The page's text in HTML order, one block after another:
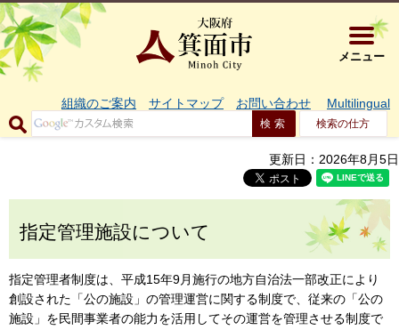
大阪府箕
メニュー
組織のご案内 サイトマップ お問い合わせ Multilingual
検索の仕方
更新日：2026年8月5日
指定管理施設について
指定管理者制度は、平成15年9月施行の地方自治法一部改正により
創設された「公の施設」の管理運営に関する制度で、従来の「公の
施設」を民間事業者の能力を活用してその運営を管理させる制度で